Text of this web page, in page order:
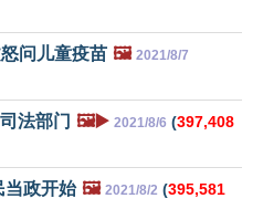
问儿童疫苗 🖼️ 2021/8/7
法部门 🖼️▶️ 2021/8/6 (397,408
当政开始 🖼️ 2021/8/2 (395,581